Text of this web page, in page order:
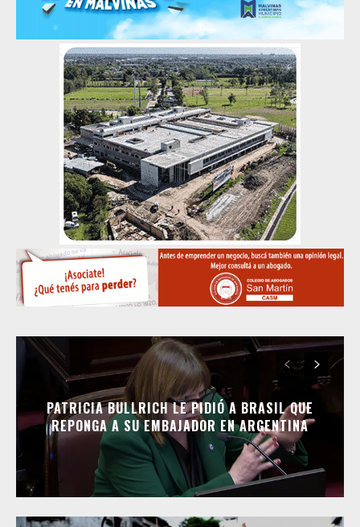
PATRICIA BULLRICH LE PIDIÓ A BRASIL QUE
REPONGA A SU EMBAJADOR EN ARGENTINA